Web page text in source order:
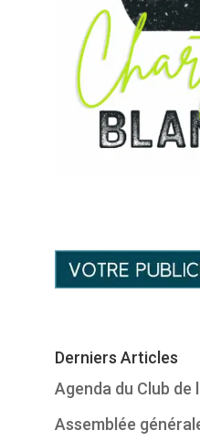
Derniers Articles
Agenda du Club de
Assemblée